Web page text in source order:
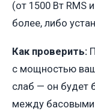
(от 1500 Вт RMS
более, либо
Как проверить:
с мощностью
слаб — он будет
между басовыми